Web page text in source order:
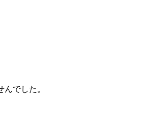
でした。